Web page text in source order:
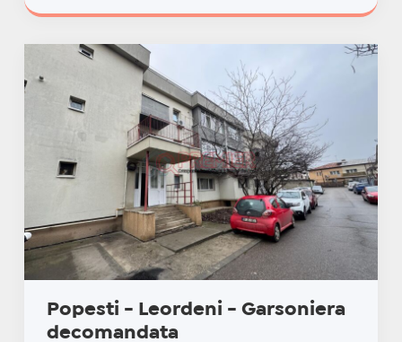
Popesti - Leordeni - Garsoniera
decomandata